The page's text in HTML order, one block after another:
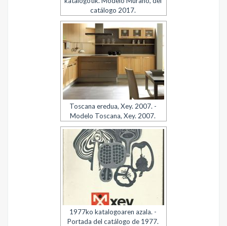
catálogo 2017.
Toscana eredua, Xey. 2007. -
Modelo Toscana, Xey. 2007.
1977ko katalogoaren azala. -
Portada del catálogo de 1977.